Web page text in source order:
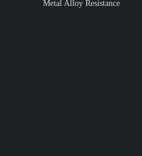
Metal Alloy Resistance